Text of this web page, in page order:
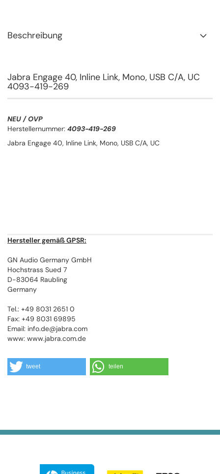
Beschreibung
Jabra Engage 40, Inline Link, Mono, USB C/A, UC
4093-419-269
NEU / OVP
Herstellernummer: 4093-419-269
Jabra Engage 40, Inline Link, Mono, USB C/A, UC
Hersteller gemäß GPSR:
GN Audio Germany GmbH
Hochstrass Sued 7
D-83064 Raubling
Germany
Tel.: +49 8031 2651 0
Fax: +49 8031 69895
Email: info.de@jabra.com
www: www.jabra.com.de
tweet teilen